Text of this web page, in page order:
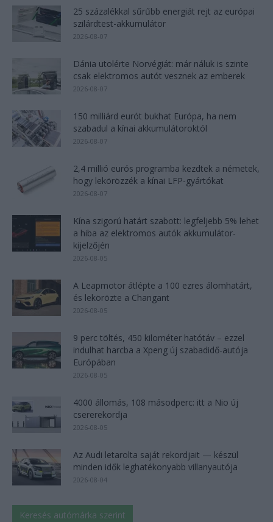
25 százalékkal sűrűbb energiát rejt az európai
szilárdtest-akkumulátor
2026-08-07
Dánia utolérte Norvégiát: már náluk is szinte
csak elektromos autót vesznek az emberek
2026-08-07
150 milliárd eurót bukhat Európa, ha nem
szabadul a kínai akkumulátoroktól
2026-08-07
2,4 millió eurós programba kezdtek a németek,
hogy lekörözzék a kínai LFP-gyártókat
2026-08-07
Kína szigorú határt szabott: legfeljebb 5% lehet
a hiba az elektromos autók akkumulátor-
kijelzőjén
2026-08-05
A Leapmotor átlépte a 100 ezres álomhatárt,
és lekörözte a Changant
2026-08-05
9 perc töltés, 450 kilométer hatótáv – ezzel
indulhat harcba a Xpeng új szabadidő-autója
Európában
2026-08-05
4000 állomás, 108 másodperc: itt a Nio új
csererekordja
2026-08-05
Az Audi letarolta saját rekordjait — készül
minden idők leghatékonyabb villanyautója
2026-08-04
Keresés autómárka szerint